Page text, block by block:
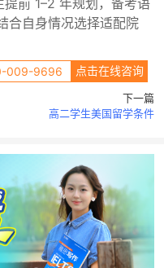
前 1–2 年规划，备考语
合自身情况选择适配院
009-9696 点击在线咨询
下一篇
高二学生美国留学条件